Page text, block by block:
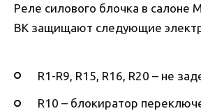
Реле силового блочка в салоне
BK защищают следующие
R1-R9, R15, R16, R20 – не
R10 – блокиратор